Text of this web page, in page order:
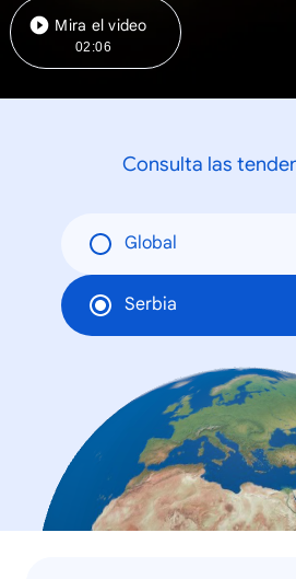
Mira el video
02:06
Consulta las
Global
Serbia